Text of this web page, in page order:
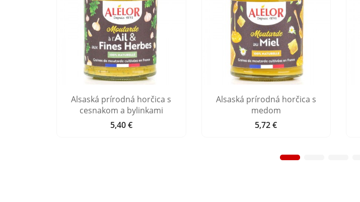
Alsaská prírodná horčica s
cesnakom a bylinkami
Cena
5,40 €
Alsaská prírodná horčica s
medom
Cena
5,72 €